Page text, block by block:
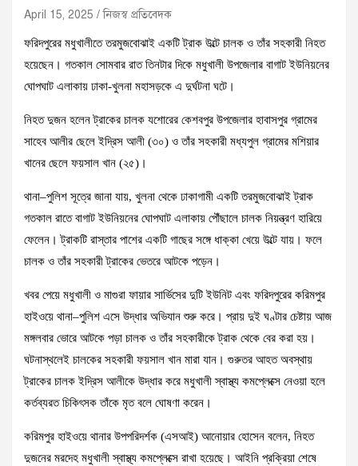
April 15, 2025 নিজস্ব প্রতিবেদক
ফরিদপুরের মধুখালীতে তরমুজবোঝাই একটি ট্রাক উল্টে চালক ও তাঁর সহকারী নিহত
হয়েছেন। গতকাল সোমবার রাত তিনটার দিকে মধুখালী উপজেলার বাগাট ইউনিয়নের
ঘোপঘাট এলাকায় ঢাকা-খুলনা মহাসড়কে এ দুর্ঘটনা ঘটে।
নিহত দুজন হলেন ট্রাকের চালক যশোরের কেশবপুর উপজেলার হাবাসপুর গ্রামের
সাহেব আলীর ছেলে ইদ্রিস আলী (৩০) ও তাঁর সহকারী মধ্যপুল গ্রামের মশিয়ার
খানের ছেলে ফয়সাল খান (২৫)।
থানা–পুলিশ সূত্রে জানা যায়, খুলনা থেকে ঢাকাগামী একটি তরমুজবোঝাই ট্রাক
গতকাল রাতে বাগাট ইউনিয়নের ঘোপঘাট এলাকায় পৌঁছালে চালক নিয়ন্ত্রণ হারিয়ে
ফেলেন। ট্রাকটি রাস্তার পাশের একটি গাছের সঙ্গে ধাক্কা খেয়ে উল্টে যায়। ফলে
চালক ও তাঁর সহকারী ট্রাকের ভেতরে আটকে পড়েন।
খবর পেয়ে মধুখালী ও মাগুরা ফায়ার সার্ভিসের দুটি ইউনিট এবং ফরিদপুরের করিমপুর
হাইওয়ে থানা–পুলিশ এসে উদ্ধার অভিযান শুরু করে। প্রায় দুই ঘণ্টার চেষ্টায় আজ
মঙ্গলবার ভোরে আটকে পড়া চালক ও তাঁর সহকারীকে ট্রাক থেকে বের করা হয়।
ঘটনাস্থলেই চালকের সহকারী ফয়সাল খান মারা যান। গুরুতর আহত অবস্থায়
ট্রাকের চালক ইদ্রিস আলীকে উদ্ধার করে মধুখালী স্বাস্থ্য কমপ্লেক্সে নেওয়া হলে
কর্তব্যরত চিকিৎসক তাঁকে মৃত বলে ঘোষণা করেন।
করিমপুর হাইওয়ে থানার উপপরিদর্শক (এসআই) আনোয়ার হোসেন বলেন, নিহত
দুজনের মরদেহ মধুখালী স্বাস্থ্য কমপ্লেক্সে রাখা হয়েছে। আইনি প্রক্রিয়া শেষে